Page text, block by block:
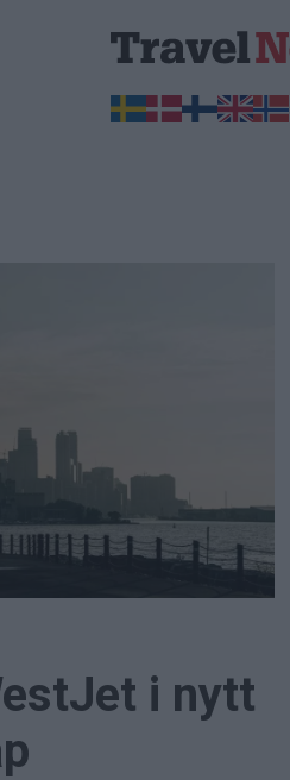
i nytt